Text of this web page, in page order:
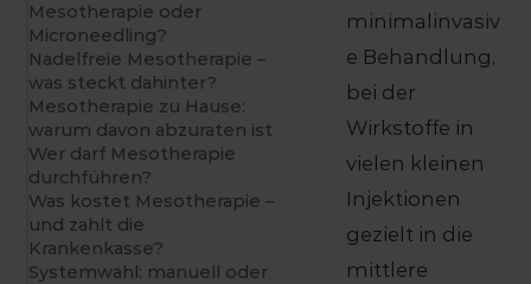
Mesotherapie oder
Microneedling?
Nadelfreie Mesotherapie –
was steckt dahinter?
Mesotherapie zu Hause:
warum davon abzuraten ist
Wer darf Mesotherapie
durchführen?
Was kostet Mesotherapie –
und zahlt die
Krankenkasse?
Systemwahl: manuell oder
minimalinvasiv
e Behandlung,
bei der
Wirkstoffe in
vielen kleinen
Injektionen
gezielt in die
mittlere